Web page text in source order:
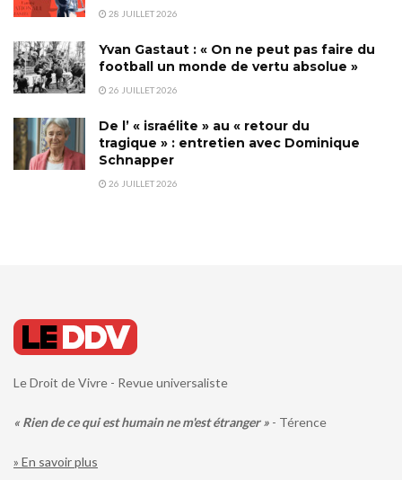
28 JUILLET 2026
Yvan Gastaut : « On ne peut pas faire du
football un monde de vertu absolue »
26 JUILLET 2026
De l’ « israélite » au « retour du
tragique » : entretien avec Dominique
Schnapper
26 JUILLET 2026
Le Droit de Vivre - Revue universaliste
« Rien de ce qui est humain ne m'est étranger » - Térence
» En savoir plus